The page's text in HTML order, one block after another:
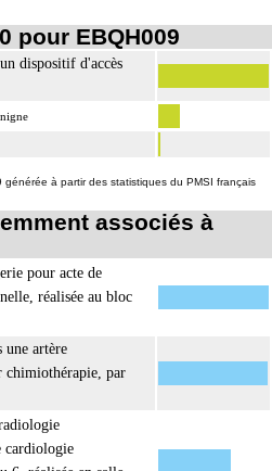
postérieure.
[CEC] pour acte intrathoracique inclut, pour le
de la circulation extracorporelle, et son
suivantes :
choix de la technique
remplissage
l'angioplastie d'élargissement.
thromboendartériectomie de contigüité.
thoracoscopie incluent l'évacuation de collection
thoracotomie incluent l'évacuation de collection
pose de drain pleural et/ou péricardique.
pour EBQH009
dispositif d'accès
à partir des statistiques du PMSI français
associés à
pour acte de
réalisée au bloc
une artère
chimiothérapie, par
cardiologie